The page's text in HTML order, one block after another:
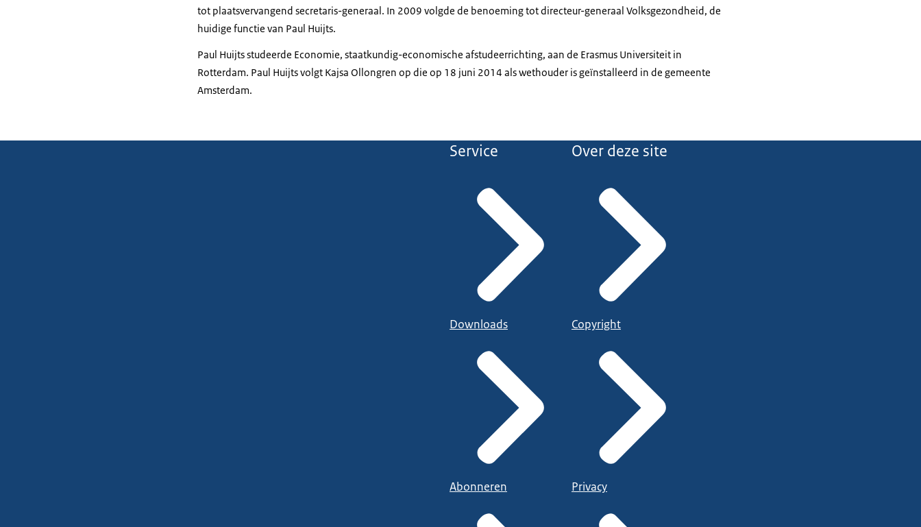
tot plaatsvervangend secretaris-generaal. In 2009 volgde de benoeming tot directeur-generaal Volksgezondheid, de
huidige functie van Paul Huijts.
Paul Huijts studeerde Economie, staatkundig-economische afstudeerrichting, aan de Erasmus Universiteit in
Rotterdam. Paul Huijts volgt Kajsa Ollongren op die op 18 juni 2014 als wethouder is geïnstalleerd in de gemeente
Amsterdam.
Service
Downloads
Abonneren
Over deze site
Copyright
Privacy